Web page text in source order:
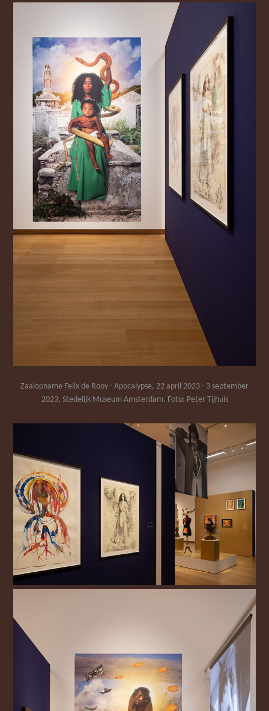
Zaalopname Felix de Rooy - Apocalypse, 22 april 2023 - 3 september
2023, Stedelijk Museum Amsterdam. Foto: Peter Tijhuis